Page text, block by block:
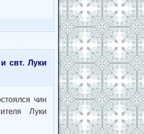
свт. Луки
чин
Луки